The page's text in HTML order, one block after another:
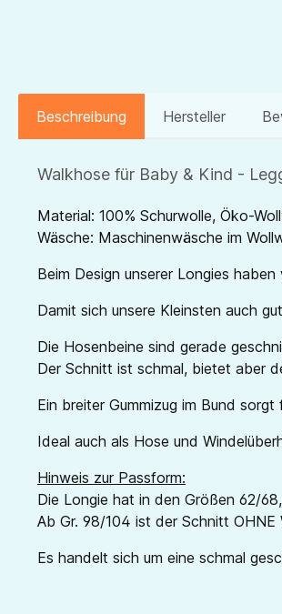
Beschreibung Hersteller
Walkhose für Baby & Kind -
Material: 100% Schurwolle, Öko-
Wäsche: Maschinenwäsche im
Beim Design unserer Longies
Damit sich unsere Kleinsten auch
Die Hosenbeine sind gerade
Der Schnitt ist schmal, bietet aber
Ein breiter Gummizug im Bund
Ideal auch als Hose und
Hinweis zur Passform:
Die Longie hat in den Größen 62/
Ab Gr. 98/104 ist der Schnitt
Es handelt sich um eine schmal